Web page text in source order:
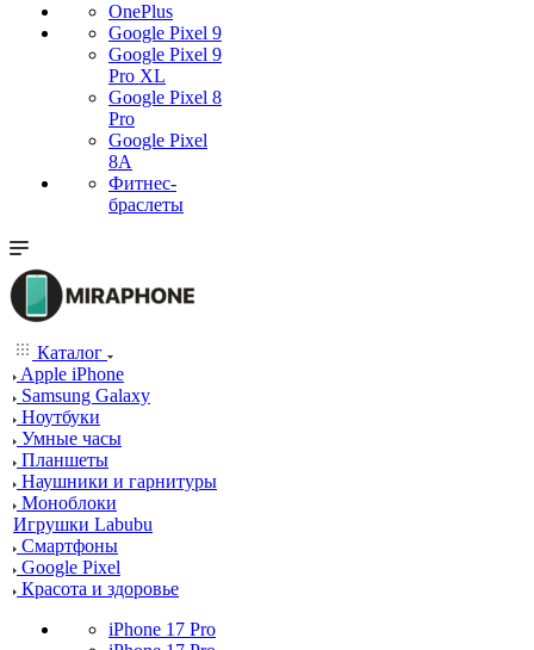
OnePlus
Google Pixel 9
Google Pixel 9
Pro XL
Google Pixel 8
Pro
Google Pixel
8A
Фитнес-
браслеты
Каталог
Apple iPhone
Samsung Galaxy
Ноутбуки
Умные часы
Планшеты
Наушники и гарнитуры
Моноблоки
Игрушки Labubu
Смартфоны
Google Pixel
Красота и здоровье
iPhone 17 Pro